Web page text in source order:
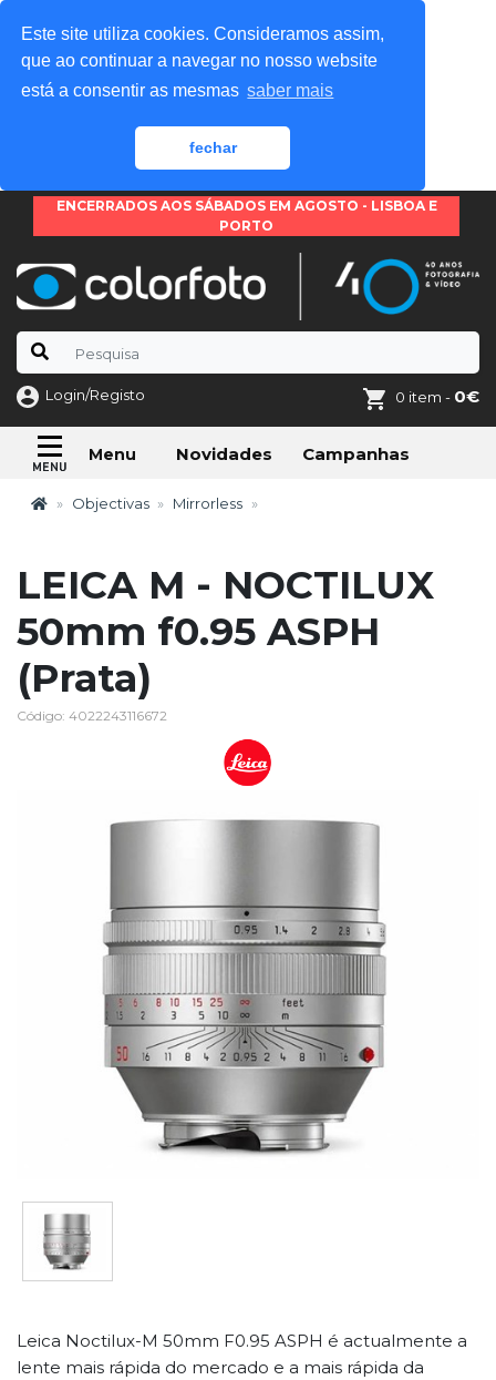
Este site utiliza cookies. Consideramos assim,
que ao continuar a navegar no nosso website
está a consentir as mesmas saber mais
fechar
ENCERRADOS AOS SÁBADOS EM AGOSTO - LISBOA E
PORTO
Login/Registo 0 item - 0€
Menu Novidades Campanhas
Objectivas Mirrorless
LEICA M - NOCTILUX
50mm f0.95 ASPH
(Prata)
Código: 4022243116672
Leica Noctilux-M 50mm F0.95 ASPH é actualmente a
lente mais rápida do mercado e a mais rápida da